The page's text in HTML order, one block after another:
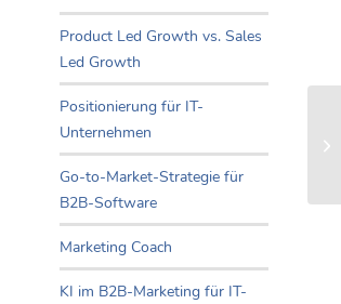
Product Led Growth vs. Sales
Led Growth
Positionierung für IT-
Unternehmen
Go-to-Market-Strategie für
B2B-Software
Marketing Coach
KI im B2B-Marketing für IT-